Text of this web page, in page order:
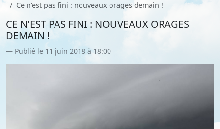
Ce n'est pas fini : nouveaux orages demain !
CE N'EST PAS FINI : NOUVEAUX ORAGES
DEMAIN !
Publié le 11 juin 2018 à 18:00